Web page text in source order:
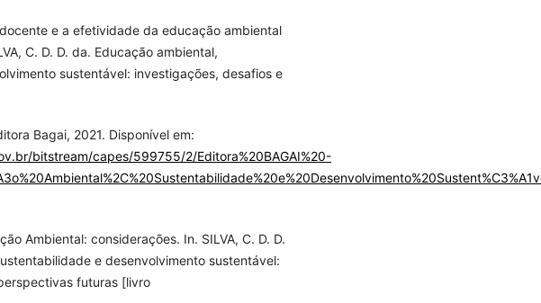
docente e a efetividade da educação ambiental
C. D. D. da. Educação ambiental,
sustentável: investigações, desafios e
Bagai, 2021. Disponível em:
bitstream/capes/599755/2/Editora%20BAGAI%20-
Ambiental: considerações. In. SILVA, C. D. D.
e desenvolvimento sustentável:
futuras [livro